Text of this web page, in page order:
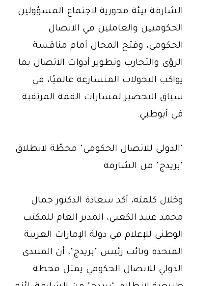
الشارقة بيئة محورية لاجتماع المسؤولين
الحكوميين والعاملين في الاتصال
الحكومي، وفتح المجال أمام مناقشة
الرؤى والتجارب وتطوير أدوات الاتصال بما
يواكب التحولات المتسارعة عالميًا، في
سياق التحضير لمسارات القمة المرتقبة
في أبوظبي.
"الدولي للاتصال الحكومي" محطّة لانطلاق
"بريدج" من الشارقة
وخلال كلمته، أكد سعادة الدكتور جمال
محمد عبيد الكعبي، المدير العام للمكتب
الوطني للإعلام في دولة الإمارات العربية
المتحدة ونائب رئيس "بريدج"، أن المنتدى
الدولي للاتصال الحكومي يمثل محطة